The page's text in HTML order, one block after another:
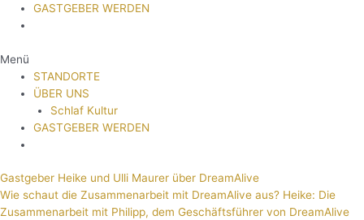
GASTGEBER WERDEN
Menü
STANDORTE
ÜBER UNS
Schlaf Kultur
GASTGEBER WERDEN
Gastgeber Heike und Ulli Maurer über DreamAlive
Wie schaut die Zusammenarbeit mit DreamAlive aus? Heike: Die
Zusammenarbeit mit Philipp, dem Geschäftsführer von DreamAlive